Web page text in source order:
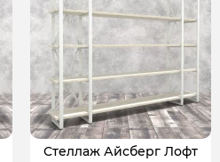
Стеллаж Айсберг Лофт